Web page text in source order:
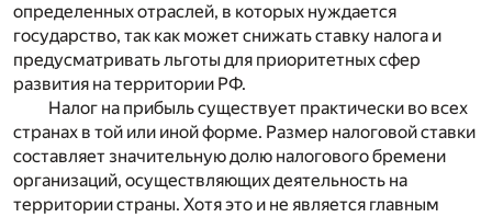
определенных отраслей, в которых нуждается
государство, так как может снижать ставку налога и
предусматривать льготы для приоритетных сфер
развития на территории РФ.
Налог на прибыль существует практически во всех
странах в той или иной форме. Размер налоговой ставки
составляет значительную долю налогового бремени
организаций, осуществляющих деятельность на
территории страны. Хотя это и не является главным